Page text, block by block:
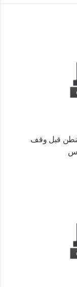
قبل وقف